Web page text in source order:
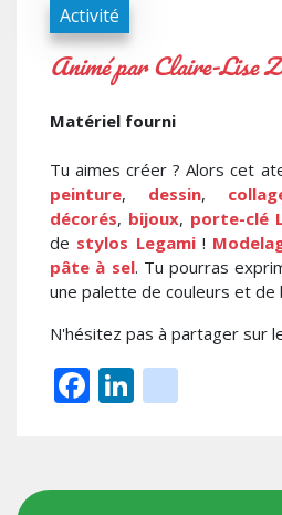
Activité
Animé par Claire-Lise
Matériel fourni
Tu aimes créer ? Alors cet
peinture, dessin,
décorés, bijoux, porte-clé
de stylos Legami!
pâte à sel. Tu pourras
une palette de couleurs et de
N'hésitez pas à partager sur
Facebook
LinkedIn